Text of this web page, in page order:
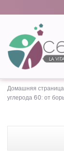
Домашняя страница
углерода 60: от